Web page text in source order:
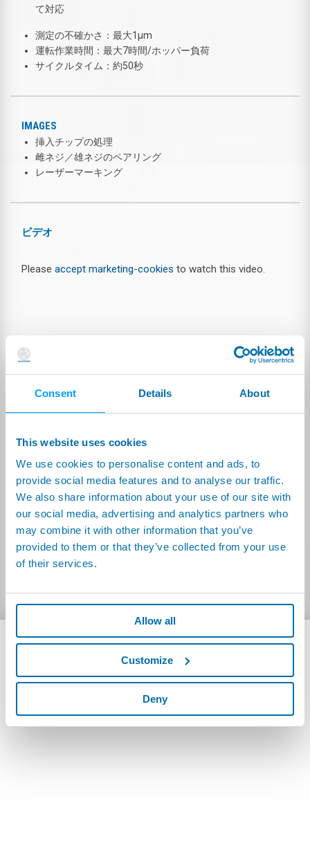
Consent Details About
This website uses cookies
We use cookies to personalise content and ads, to
provide social media features and to analyse our traffic.
We also share information about your use of our site with
our social media, advertising and analytics partners who
may combine it with other information that you’ve
provided to them or that they’ve collected from your use
of their services.
Allow all
Customize
Deny
て対応
測定の不確かさ：最大1µm
運転作業時間：最大7時間/ホッパー負荷
サイクルタイム：約50秒
IMAGES
挿入チップの処理
雌ネジ／雄ネジのペアリング
レーザーマーキング
ビデオ
Please accept marketing-cookies to watch this video.
カタログおよびマニュアル
パンフレット
英語
AUTOMATIC CELL FOR DENTAL IMPLANTS:
イタリア
AUTOMATIC CELL FOR DENTAL IMPLANTS: